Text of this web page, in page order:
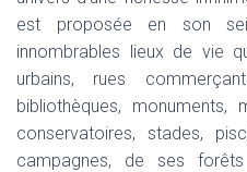
est proposée en son
innombrables lieux de vie
urbains, rues
bibliothèques, monuments,
conservatoires, stades,
campagnes, de ses